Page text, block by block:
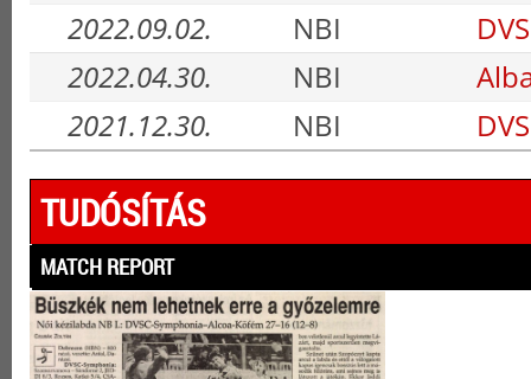
2022.09.02.
NBI
2022.04.30.
NBI
2021.12.30.
NBI
TUDÓSÍTÁS
MATCH REPORT